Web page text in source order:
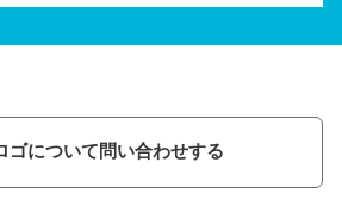
ゴについて問い合わせする